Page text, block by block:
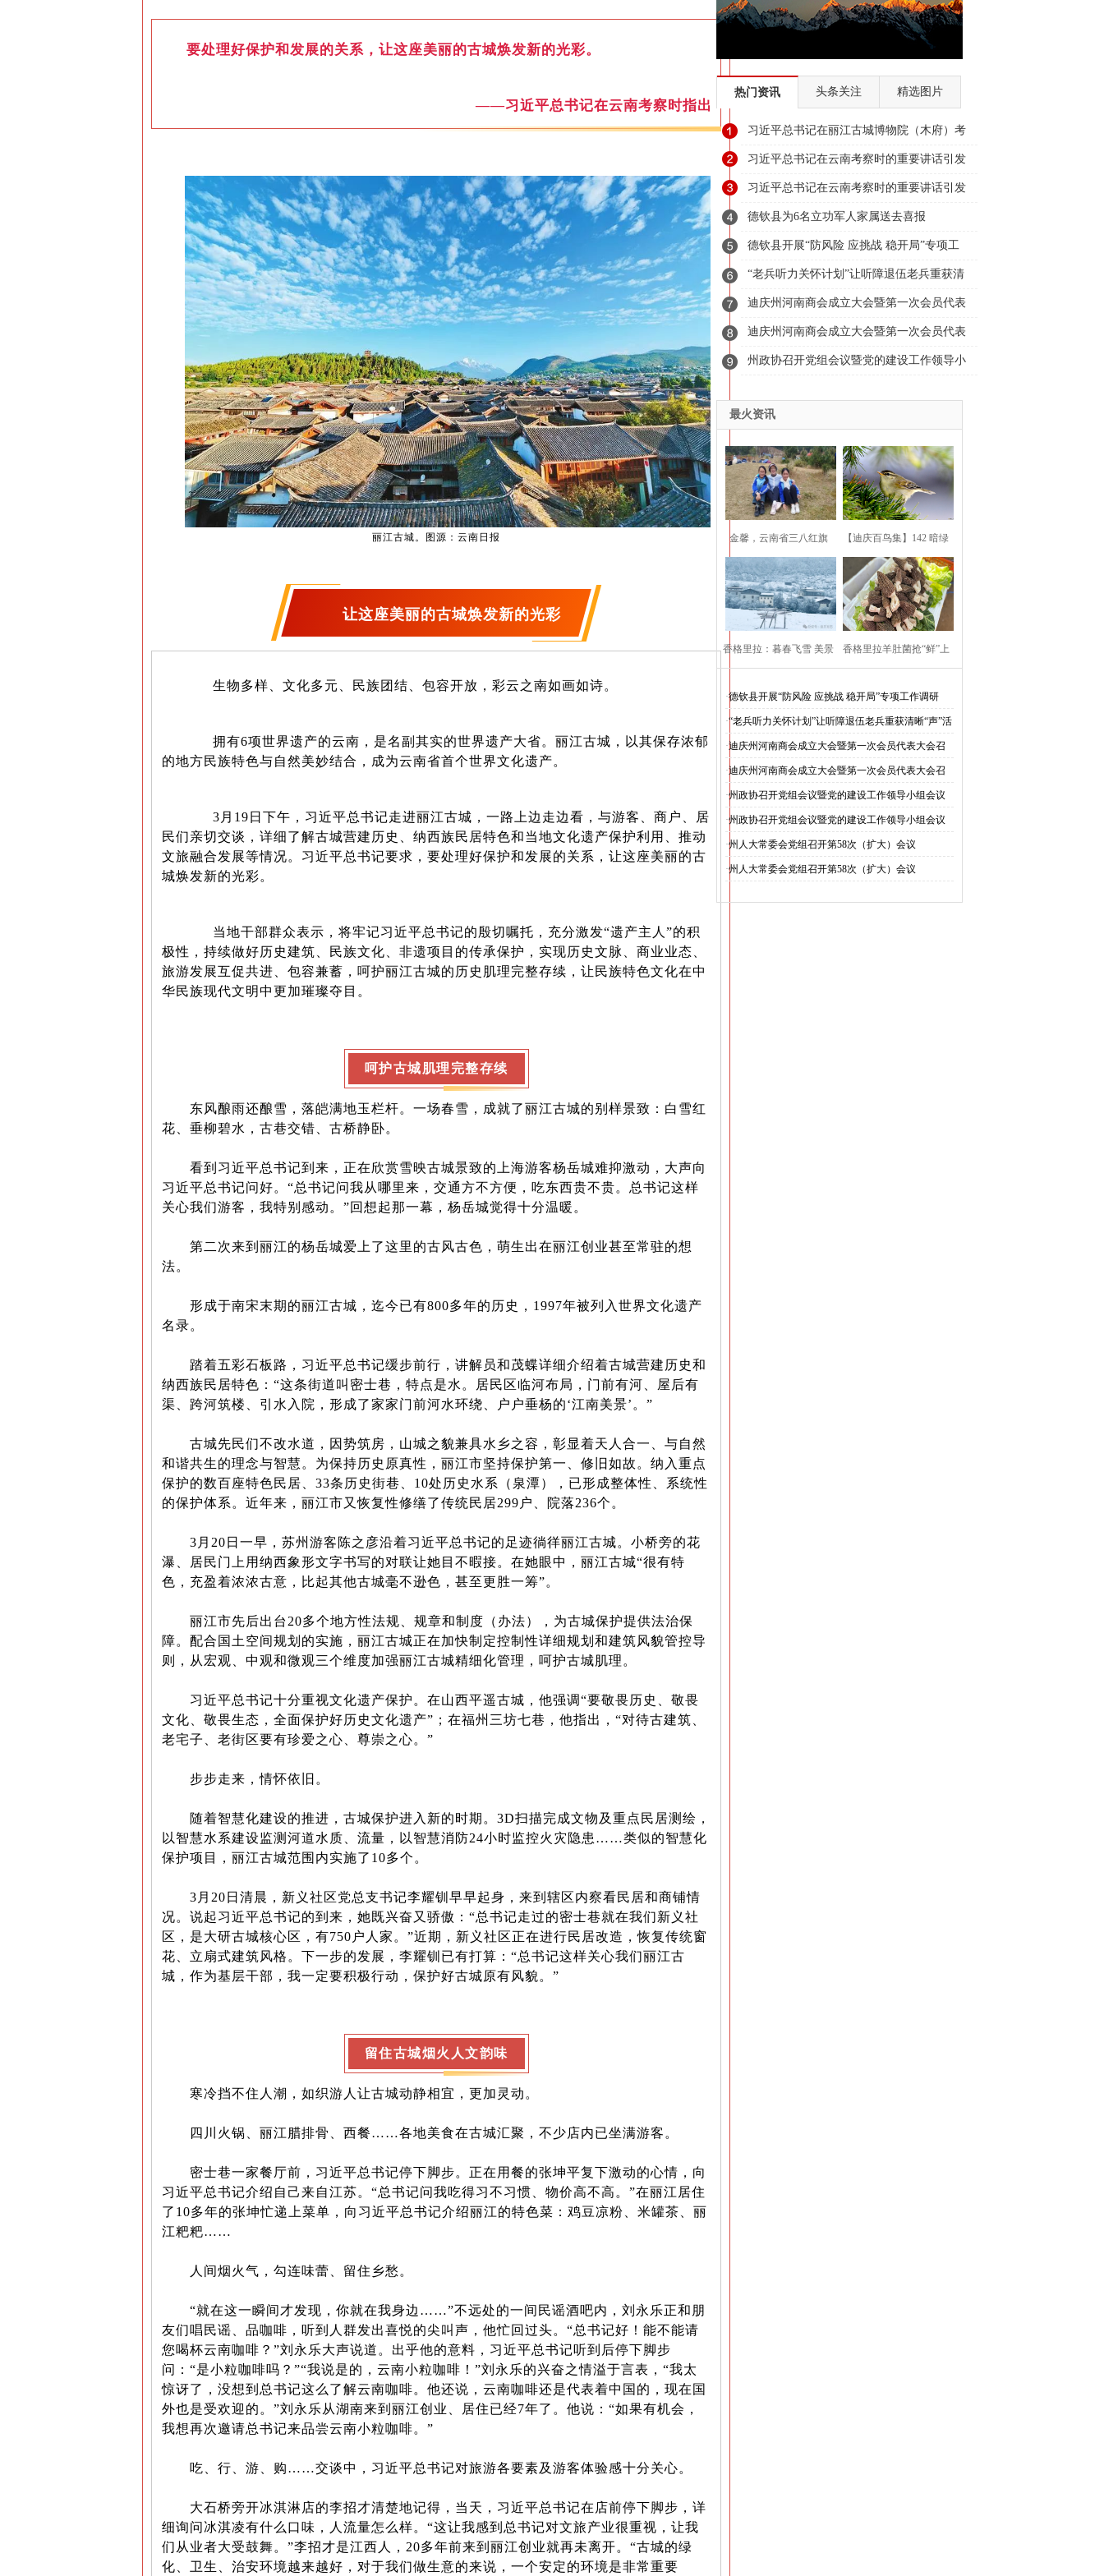
要处理好保护和发展的关系，让这座美丽的古城焕发新的光彩。
——习近平总书记在云南考察时指出
丽江古城。图源：云南日报
让这座美丽的古城焕发新的光彩
生物多样、文化多元、民族团结、包容开放，彩云之南如画如诗。
拥有6项世界遗产的云南，是名副其实的世界遗产大省。丽江古城，以其保存浓郁
的地方民族特色与自然美妙结合，成为云南省首个世界文化遗产。
3月19日下午，习近平总书记走进丽江古城，一路上边走边看，与游客、商户、居
民们亲切交谈，详细了解古城营建历史、纳西族民居特色和当地文化遗产保护利用、推动
文旅融合发展等情况。习近平总书记要求，要处理好保护和发展的关系，让这座美丽的古
城焕发新的光彩。
当地干部群众表示，将牢记习近平总书记的殷切嘱托，充分激发“遗产主人”的积
极性，持续做好历史建筑、民族文化、非遗项目的传承保护，实现历史文脉、商业业态、
旅游发展互促共进、包容兼蓄，呵护丽江古城的历史肌理完整存续，让民族特色文化在中
华民族现代文明中更加璀璨夺目。
呵护古城肌理完整存续
东风酿雨还酿雪，落皑满地玉栏杆。一场春雪，成就了丽江古城的别样景致：白雪红
花、垂柳碧水，古巷交错、古桥静卧。
看到习近平总书记到来，正在欣赏雪映古城景致的上海游客杨岳城难抑激动，大声向
习近平总书记问好。“总书记问我从哪里来，交通方不方便，吃东西贵不贵。总书记这样
关心我们游客，我特别感动。”回想起那一幕，杨岳城觉得十分温暖。
第二次来到丽江的杨岳城爱上了这里的古风古色，萌生出在丽江创业甚至常驻的想
法。
形成于南宋末期的丽江古城，迄今已有800多年的历史，1997年被列入世界文化遗产
名录。
踏着五彩石板路，习近平总书记缓步前行，讲解员和茂蝶详细介绍着古城营建历史和
纳西族民居特色：“这条街道叫密士巷，特点是水。居民区临河布局，门前有河、屋后有
渠、跨河筑楼、引水入院，形成了家家门前河水环绕、户户垂杨的‘江南美景’。”
古城先民们不改水道，因势筑房，山城之貌兼具水乡之容，彰显着天人合一、与自然
和谐共生的理念与智慧。为保持历史原真性，丽江市坚持保护第一、修旧如故。纳入重点
保护的数百座特色民居、33条历史街巷、10处历史水系（泉潭），已形成整体性、系统性
的保护体系。近年来，丽江市又恢复性修缮了传统民居299户、院落236个。
3月20日一早，苏州游客陈之彦沿着习近平总书记的足迹徜徉丽江古城。小桥旁的花
瀑、居民门上用纳西象形文字书写的对联让她目不暇接。在她眼中，丽江古城“很有特
色，充盈着浓浓古意，比起其他古城毫不逊色，甚至更胜一筹”。
丽江市先后出台20多个地方性法规、规章和制度（办法），为古城保护提供法治保
障。配合国土空间规划的实施，丽江古城正在加快制定控制性详细规划和建筑风貌管控导
则，从宏观、中观和微观三个维度加强丽江古城精细化管理，呵护古城肌理。
习近平总书记十分重视文化遗产保护。在山西平遥古城，他强调“要敬畏历史、敬畏
文化、敬畏生态，全面保护好历史文化遗产”；在福州三坊七巷，他指出，“对待古建筑、
老宅子、老街区要有珍爱之心、尊崇之心。”
步步走来，情怀依旧。
随着智慧化建设的推进，古城保护进入新的时期。3D扫描完成文物及重点民居测绘，
以智慧水系建设监测河道水质、流量，以智慧消防24小时监控火灾隐患……类似的智慧化
保护项目，丽江古城范围内实施了10多个。
3月20日清晨，新义社区党总支书记李耀钏早早起身，来到辖区内察看民居和商铺情
况。说起习近平总书记的到来，她既兴奋又骄傲：“总书记走过的密士巷就在我们新义社
区，是大研古城核心区，有750户人家。”近期，新义社区正在进行民居改造，恢复传统窗
花、立扇式建筑风格。下一步的发展，李耀钏已有打算：“总书记这样关心我们丽江古
城，作为基层干部，我一定要积极行动，保护好古城原有风貌。”
留住古城烟火人文韵味
寒冷挡不住人潮，如织游人让古城动静相宜，更加灵动。
四川火锅、丽江腊排骨、西餐……各地美食在古城汇聚，不少店内已坐满游客。
密士巷一家餐厅前，习近平总书记停下脚步。正在用餐的张坤平复下激动的心情，向
习近平总书记介绍自己来自江苏。“总书记问我吃得习不习惯、物价高不高。”在丽江居住
了10多年的张坤忙递上菜单，向习近平总书记介绍丽江的特色菜：鸡豆凉粉、米罐茶、丽
江粑粑……
人间烟火气，勾连味蕾、留住乡愁。
“就在这一瞬间才发现，你就在我身边……”不远处的一间民谣酒吧内，刘永乐正和朋
友们唱民谣、品咖啡，听到人群发出喜悦的尖叫声，他忙回过头。“总书记好！能不能请
您喝杯云南咖啡？”刘永乐大声说道。出乎他的意料，习近平总书记听到后停下脚步
问：“是小粒咖啡吗？”“我说是的，云南小粒咖啡！”刘永乐的兴奋之情溢于言表，“我太
惊讶了，没想到总书记这么了解云南咖啡。他还说，云南咖啡还是代表着中国的，现在国
外也是受欢迎的。”刘永乐从湖南来到丽江创业、居住已经7年了。他说：“如果有机会，
我想再次邀请总书记来品尝云南小粒咖啡。”
吃、行、游、购……交谈中，习近平总书记对旅游各要素及游客体验感十分关心。
大石桥旁开冰淇淋店的李招才清楚地记得，当天，习近平总书记在店前停下脚步，详
细询问冰淇凌有什么口味，人流量怎么样。“这让我感到总书记对文旅产业很重视，让我
们从业者大受鼓舞。”李招才是江西人，20多年前来到丽江创业就再未离开。“古城的绿
化、卫生、治安环境越来越好，对于我们做生意的来说，一个安定的环境是非常重要
热门资讯 头条关注 精选图片
习近平总书记在丽江古城博物院（木府）考
察回访记
习近平总书记在云南考察时的重要讲话引发
全省干部群众热烈反响
习近平总书记在云南考察时的重要讲话引发
全省干部群众热烈反响
德钦县为6名立功军人家属送去喜报
德钦县开展“防风险 应挑战 稳开局”专项工
作调研
“老兵听力关怀计划”让听障退伍老兵重获清
晰“声”活
迪庆州河南商会成立大会暨第一次会员代表
大会召开
迪庆州河南商会成立大会暨第一次会员代表
大会召开
州政协召开党组会议暨党的建设工作领导小
最火资讯
金馨，云南省三八红旗
手！
【迪庆百鸟集】142 暗绿
柳莺
香格里拉：暮春飞雪 美景 香格里拉羊肚菌抢“鲜”上
·德钦县开展“防风险 应挑战 稳开局”专项工作调研
·“老兵听力关怀计划”让听障退伍老兵重获清晰“声”活
·迪庆州河南商会成立大会暨第一次会员代表大会召
开
·迪庆州河南商会成立大会暨第一次会员代表大会召
开
·州政协召开党组会议暨党的建设工作领导小组会议
·州政协召开党组会议暨党的建设工作领导小组会议
·州人大常委会党组召开第58次（扩大）会议
·州人大常委会党组召开第58次（扩大）会议